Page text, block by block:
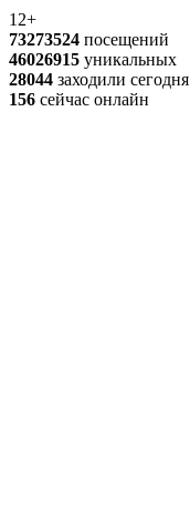
12+
73273524 посещений
46026915 уникальных
28044 заходили сегодня
156 сейчас онлайн